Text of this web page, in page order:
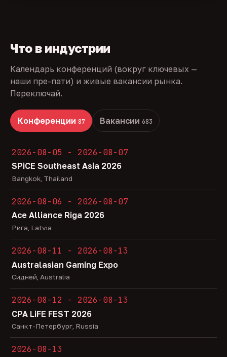
Что в индустрии
Календарь конференций (вокруг ключевых —
наши пре-пати) и живые вакансии рынка.
Переключай.
Конференции 87 Вакансии 683
2026-08-05 - 2026-08-07
SPiCE Southeast Asia 2026
Bangkok, Thailand
2026-08-06 - 2026-08-07
Ace Alliance Riga 2026
Рига, Latvia
2026-08-11 - 2026-08-13
Australasian Gaming Expo
Сидней, Australia
2026-08-12 - 2026-08-13
CPA LiFE FEST 2026
Санкт-Петербург, Russia
2026-08-13